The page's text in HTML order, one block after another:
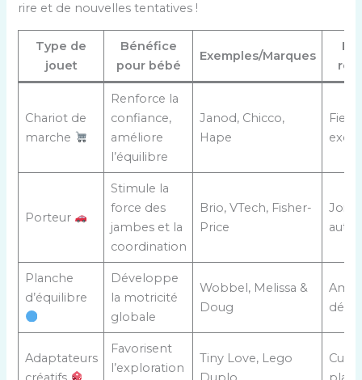
rire et de nouvelles tentatives !
Type de
jouet
Bénéfice
pour bébé
Exemples/Marques
Chariot de
marche
Renforce la
confiance,
améliore
l’équilibre
Janod, Chicco,
Hape
Porteur
Stimule la
force des
jambes et la
coordination
Brio, VTech, Fisher-
Price
Joie,
Planche
d’équilibre
Développe
la motricité
globale
Wobbel, Melissa &
Doug
défi
Adaptateurs
Favorisent
l’exploration
Tiny Love, Lego